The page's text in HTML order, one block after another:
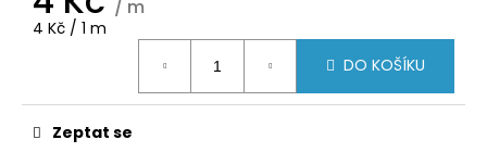
/ m
Měrná
4 Kč / 1 m
DO KOŠÍKU
Zeptat se
p
u